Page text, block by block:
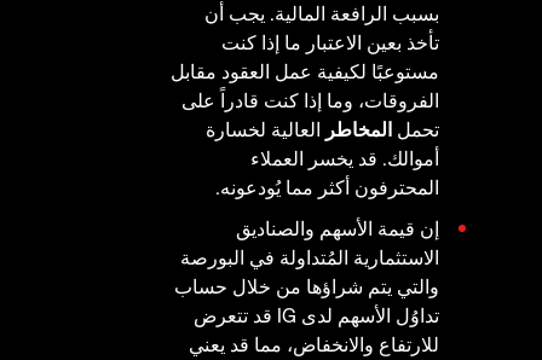
بسبب الرافعة المالية. يجب أن
تأخذ بعين الاعتبار ما إذا كنت
مستوعبًا لكيفية عمل العقود مقابل
الفروقات، وما إذا كنت قادراً على
تحمل المخاطر العالية لخسارة
أموالك. قد يخسر العملاء
المحترفون أكثر مما يُودعونه.
إن قيمة الأسهم والصناديق
الاستثمارية المُتداولة في البورصة
والتي يتم شراؤها من خلال حساب
تداوُل الأسهم لدى IG قد تتعرض
للارتفاع والانخفاض، مما قد يعني